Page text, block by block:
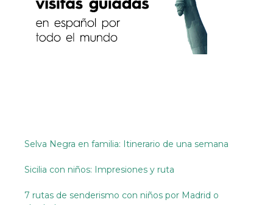
Selva Negra en familia: Itinerario de una semana
Sicilia con niños: Impresiones y ruta
7 rutas de senderismo con niños por Madrid o